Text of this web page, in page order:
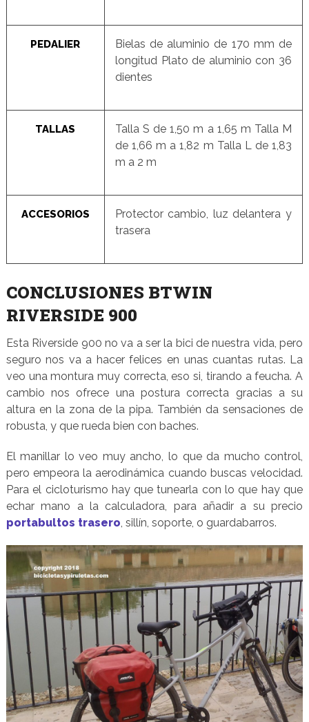
PEDALIER
Bielas de aluminio de 170 mm de
longitud Plato de aluminio con 36
dientes
TALLAS
Talla S de 1,50 m a 1,65 m Talla M
de 1,66 m a 1,82 m Talla L de 1,83
m a 2 m
ACCESORIOS
Protector cambio, luz delantera y
trasera
CONCLUSIONES BTWIN
RIVERSIDE 900
Esta Riverside 900 no va a ser la bici de nuestra vida, pero
seguro nos va a hacer felices en unas cuantas rutas. La
veo una montura muy correcta, eso si, tirando a feucha. A
cambio nos ofrece una postura correcta gracias a su
altura en la zona de la pipa. También da sensaciones de
robusta, y que rueda bien con baches.
El manillar lo veo muy ancho, lo que da mucho control,
pero empeora la aerodinámica cuando buscas velocidad.
Para el cicloturismo hay que tunearla con lo que hay que
echar mano a la calculadora, para añadir a su precio
portabultos trasero , sillín, soporte, o guardabarros.